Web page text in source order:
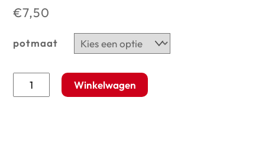
€7,50
potmaat
Actaea
japonica
Winkelwagen